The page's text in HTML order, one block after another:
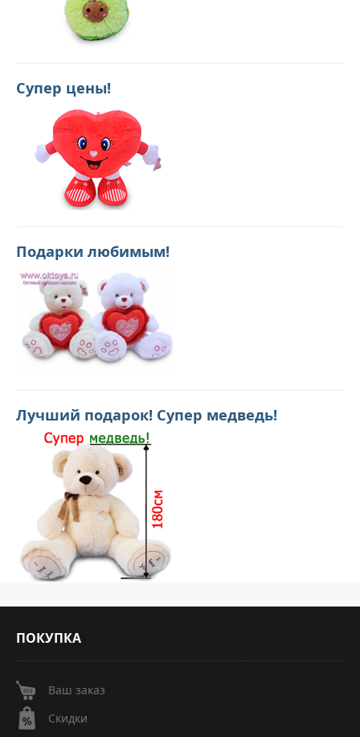
Супер цены!
Подарки любимым!
Лучший подарок! Супер медведь!
ПОКУПКА
Ваш заказ
Скидки